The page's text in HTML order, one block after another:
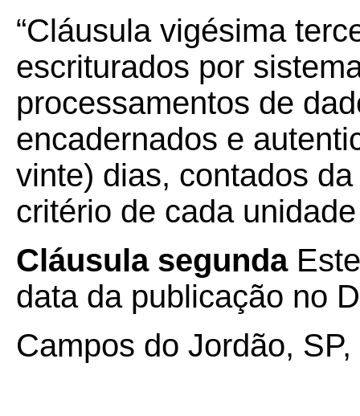
“Cláusula vigésima
escriturados por
processamentos de
encadernados e
vinte) dias, contados
critério de cada
Cláusula segunda
data da publicação no
Campos do Jordão,